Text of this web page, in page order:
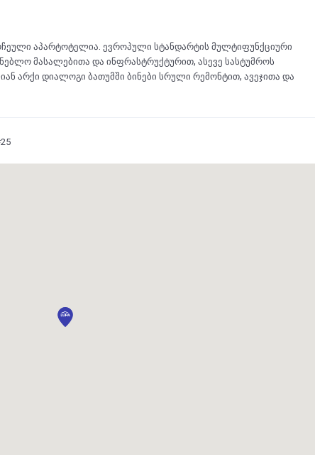
აპარტოტელია. ევროპული სტანდარტის მულტიფუნქციური
მასალებითა და ინფრასტრუქტურით, ასევე სასტუმროს
არქი დიალოგი ბათუმში ბინები სრული რემონტით, ავეჯითა და